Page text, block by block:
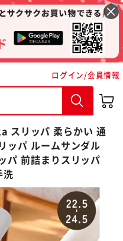
ログイン/会員情報
スリッパ 柔らかい 通
ッパ ルームサンダル
パ 前詰まりスリッパ
洗
購入手続きへ